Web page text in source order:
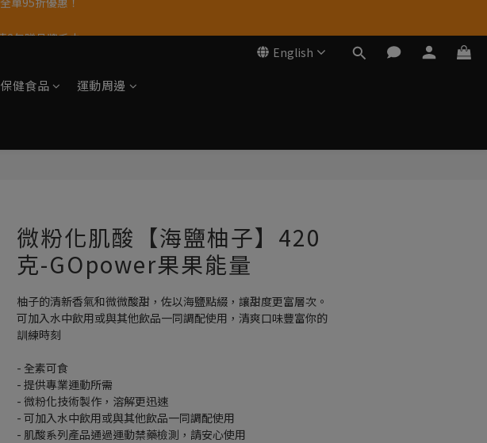
English
保健食品
運動周邊
微粉化肌酸【海鹽柚子】420
克-GOpower果果能量
柚子的清新香氣和微微酸甜，佐以海鹽點綴，讓甜度更富層次。
可加入水中飲用或與其他飲品一同調配使用，清爽口味豐富你的
訓練時刻
- 全素可食
- 提供專業運動所需
- 微粉化技術製作，溶解更迅速
- 可加入水中飲用或與其他飲品一同調配使用
- 肌酸系列產品通過運動禁藥檢測，請安心使用